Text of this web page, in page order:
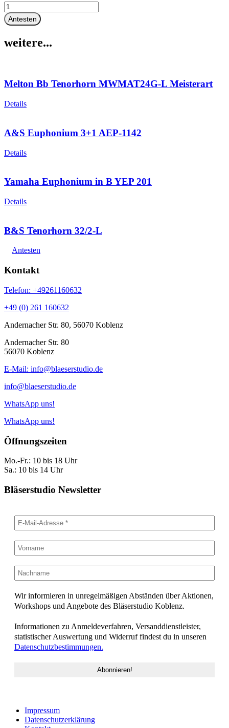
B&S
Tenorhorn
3032/2-
Menge
Antesten
weitere...
Melton Bb Tenorhorn MWMAT24G-L Meisterart
Details
A&S Euphonium 3+1 AEP-1142
Details
Yamaha Euphonium in B YEP 201
Details
B&S Tenorhorn 32/2-L
Antesten
Kontakt
Telefon: +49261160632
+49 (0) 261 160632
Andernacher Str. 80, 56070 Koblenz
Andernacher Str. 80
56070 Koblenz
E-Mail: info@blaeserstudio.de
info@blaeserstudio.de
WhatsApp uns!
WhatsApp uns!
Öffnungszeiten
Mo.-Fr.: 10 bis 18 Uhr
Sa.: 10 bis 14 Uhr
Bläserstudio Newsletter
Wir informieren in unregelmäßigen Abständen über Aktionen,
Workshops und Angebote des Bläserstudio Koblenz.
Informationen zu Anmeldeverfahren, Versanddienstleister,
statistischer Auswertung und Widerruf findest du in unseren
Datenschutzbestimmungen.
Impressum
Datenschutzerklärung